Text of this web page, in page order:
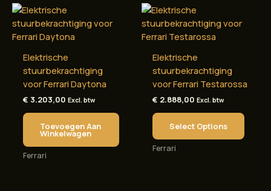
Elektrische
stuurbekrachtiging
voor Ferrari Daytona
€ 3.203,00 Excl. btw
Toevoegen Aan
Winkelwagen
Ferrari
Elektrische
stuurbekrachtiging
voor Ferrari Testarossa
€ 2.888,00 Excl. btw
Select Options
Ferrari